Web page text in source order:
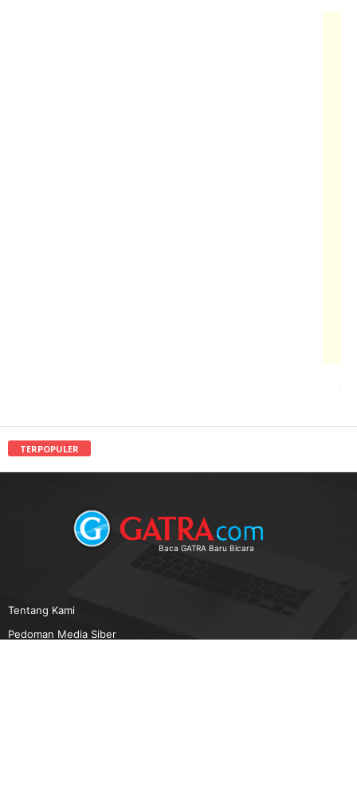
TERPOPULER
Baca GATRA Baru Bicara
Tentang Kami
Pedoman Media Siber